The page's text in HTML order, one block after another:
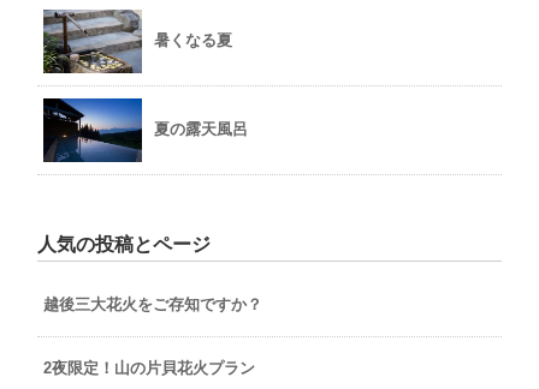
暑くなる夏
夏の露天風呂
人気の投稿とページ
越後三大花火をご存知ですか？
2夜限定！山の片貝花火プラン